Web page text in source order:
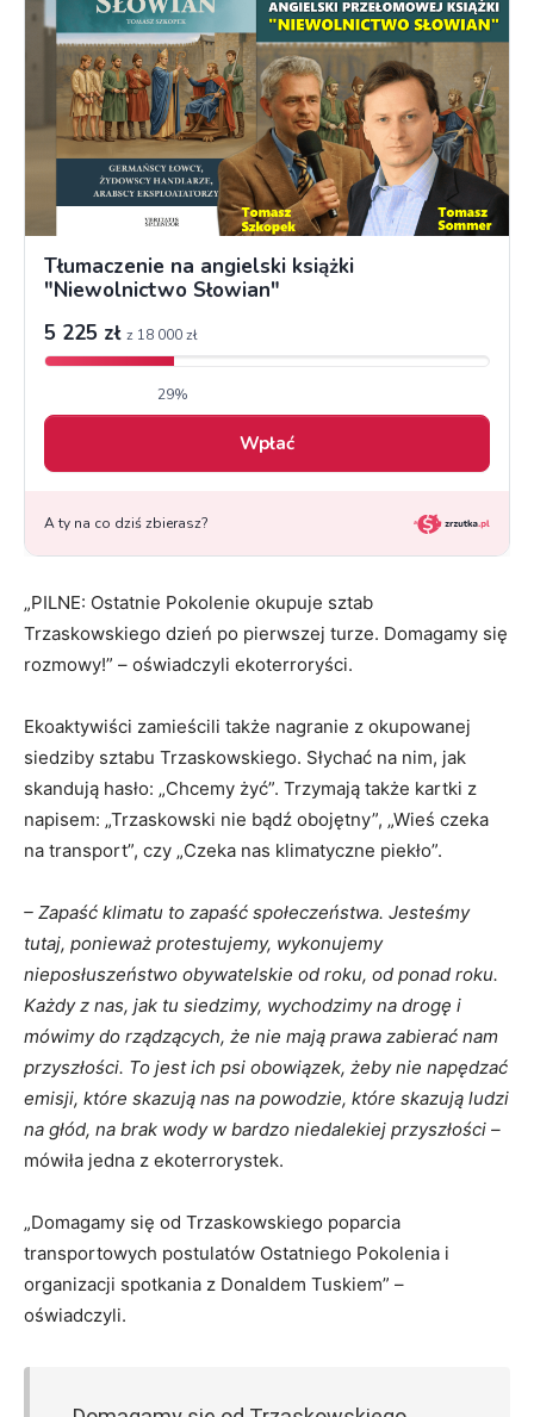
„PILNE: Ostatnie Pokolenie okupuje sztab
Trzaskowskiego dzień po pierwszej turze. Domagamy się
rozmowy!” – oświadczyli ekoterroryści.
Ekoaktywiści zamieścili także nagranie z okupowanej
siedziby sztabu Trzaskowskiego. Słychać na nim, jak
skandują hasło: „Chcemy żyć”. Trzymają także kartki z
napisem: „Trzaskowski nie bądź obojętny”, „Wieś czeka
na transport”, czy „Czeka nas klimatyczne piekło”.
– Zapaść klimatu to zapaść społeczeństwa. Jesteśmy
tutaj, ponieważ protestujemy, wykonujemy
nieposłuszeństwo obywatelskie od roku, od ponad roku.
Każdy z nas, jak tu siedzimy, wychodzimy na drogę i
mówimy do rządzących, że nie mają prawa zabierać nam
przyszłości. To jest ich psi obowiązek, żeby nie napędzać
emisji, które skazują nas na powodzie, które skazują ludzi
na głód, na brak wody w bardzo niedalekiej przyszłości –
mówiła jedna z ekoterrorystek.
„Domagamy się od Trzaskowskiego poparcia
transportowych postulatów Ostatniego Pokolenia i
organizacji spotkania z Donaldem Tuskiem” –
oświadczyli.